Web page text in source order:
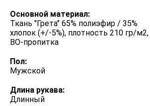
Основной материал:
Ткань "Грета" 65% полиэфир / 35%
хлопок (+/-5%), плотность 210 гр/м2,
ВО-пропитка
Пол:
Мужской
Длина рукава:
Длинный